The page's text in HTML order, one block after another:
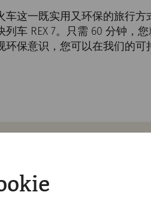
这一既实用又环保的旅行
车 REX 7。只需 60 分钟，
保意识，您可以在我们的可